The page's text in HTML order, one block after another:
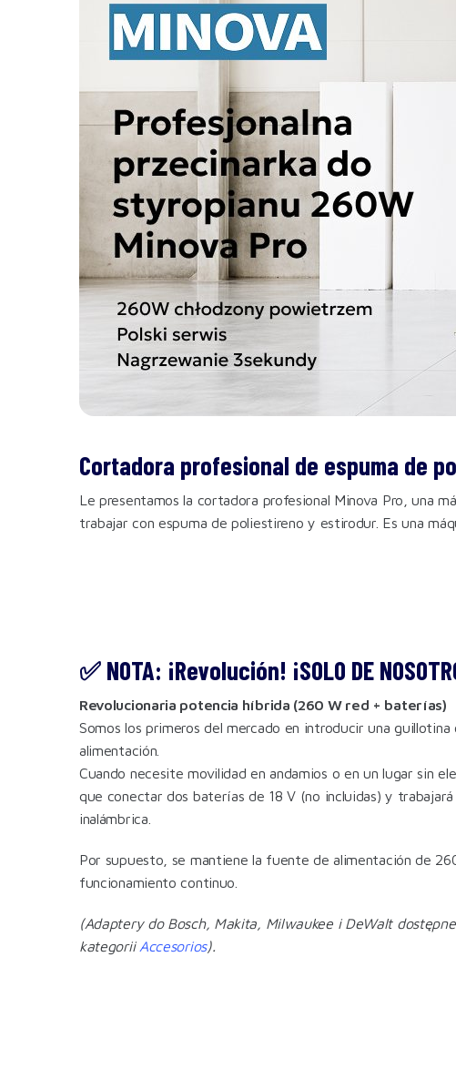
Cortadora profesional de espuma de
Le presentamos la cortadora profesional Minova Pro, una
trabajar con espuma de poliestireno y estirodur. Es una
✅ NOTA: ¡Revolución! ¡SOLO DE
Revolucionaria potencia híbrida (260 W red + baterías)
Somos los primeros del mercado en introducir una
alimentación.
Cuando necesite movilidad en andamios o en un lugar sin
que conectar dos baterías de 18 V (no incluidas) y
inalámbrica.
Por supuesto, se mantiene la fuente de alimentación de
funcionamiento continuo.
(Adaptery do Bosch, Makita, Milwaukee i DeWalt
kategorii Accesorios).